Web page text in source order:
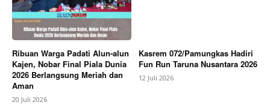
Ribuan Warga Padati Alun-alun
Kajen, Nobar Final Piala Dunia
2026 Berlangsung Meriah dan
Aman
20 Juli 2026
Kasrem 072/Pamungkas Hadiri
Fun Run Taruna Nusantara 2026
12 Juli 2026